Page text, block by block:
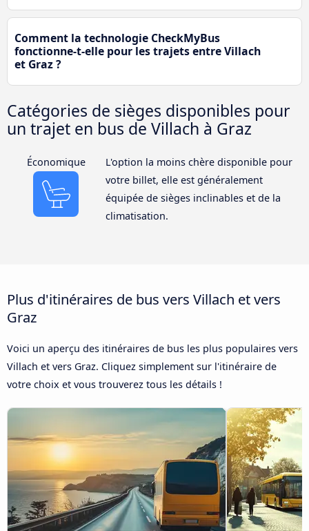
Comment la technologie CheckMyBus
fonctionne-t-elle pour les trajets entre Villach
et Graz ?
Catégories de sièges disponibles pour
un trajet en bus de Villach à Graz
Économique
L'option la moins chère disponible pour
votre billet, elle est généralement
équipée de sièges inclinables et de la
climatisation.
Plus d'itinéraires de bus vers Villach et vers
Graz
Voici un aperçu des itinéraires de bus les plus populaires vers
Villach et vers Graz. Cliquez simplement sur l'itinéraire de
votre choix et vous trouverez tous les détails !